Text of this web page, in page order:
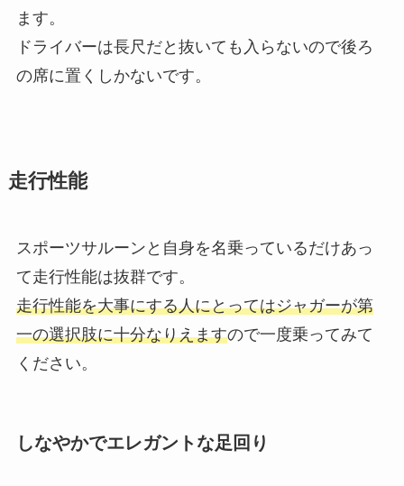
ます。
ドライバーは長尺だと抜いても入らないので後ろ
の席に置くしかないです。
走行性能
スポーツサルーンと自身を名乗っているだけあっ
て走行性能は抜群です。
走行性能を大事にする人にとってはジャガーが第
一の選択肢に十分なりえますので一度乗ってみて
ください。
しなやかでエレガントな足回り